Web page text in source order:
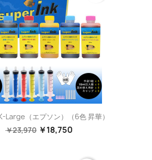
Large（エプソン）（6色 昇華）
￥23,970 ￥18,750